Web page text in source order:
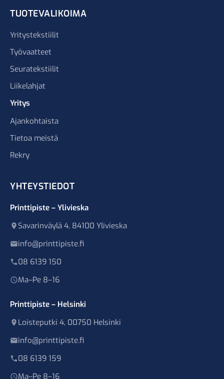
TUOTEVALIKOIMA
Yritystekstiilit
Työvaatteet
Seuratekstiilit
Liikelahjat
Yritys
Ajankohtaista
Tietoa meistä
Rekry
YHTEYSTIEDOT
Printtipiste – Ylivieska
Savarinväylä 4, 84100 Ylivieska
info@printtipiste.fi
08 6139 150
Ma–Pe 8–16
Printtipiste – Helsinki
Loisteputki 4, 00750 Helsinki
info@printtipiste.fi
08 6139 159
Ma–Pe 8–16